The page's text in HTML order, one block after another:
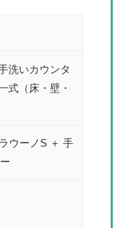
洗いカウンタ
式（床・壁・
ウーノS ＋ 手